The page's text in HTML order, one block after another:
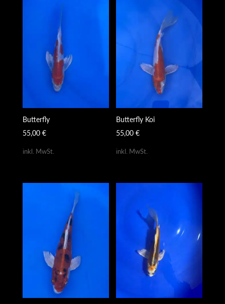
Butterfly
55,00 €
inkl. MwSt.
Butterfly Koi
55,00€
inkl. MwSt.